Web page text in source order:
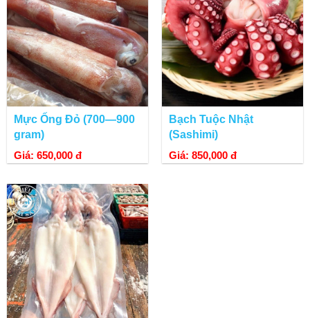
Mực Ống Đỏ (700—900
gram)
Giá: 650,000 đ
Bạch Tuộc Nhật
(Sashimi)
Giá: 850,000 đ